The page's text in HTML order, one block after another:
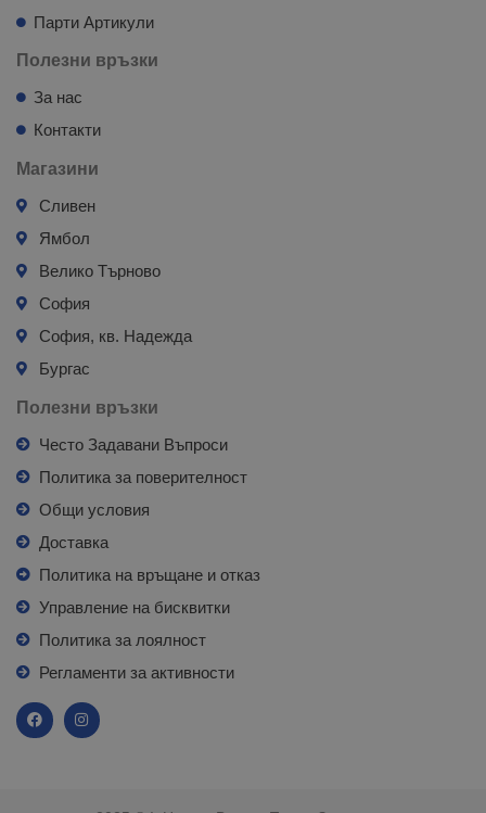
Парти Артикули
Полезни връзки
За нас
Контакти
Магазини
Сливен
Ямбол
Велико Търново
София
София, кв. Надежда
Бургас
Полезни връзки
Често Задавани Въпроси
Политика за поверителност
Общи условия
Доставка
Политика на връщане и отказ
Управление на бисквитки
Политика за лоялност
Регламенти за активности